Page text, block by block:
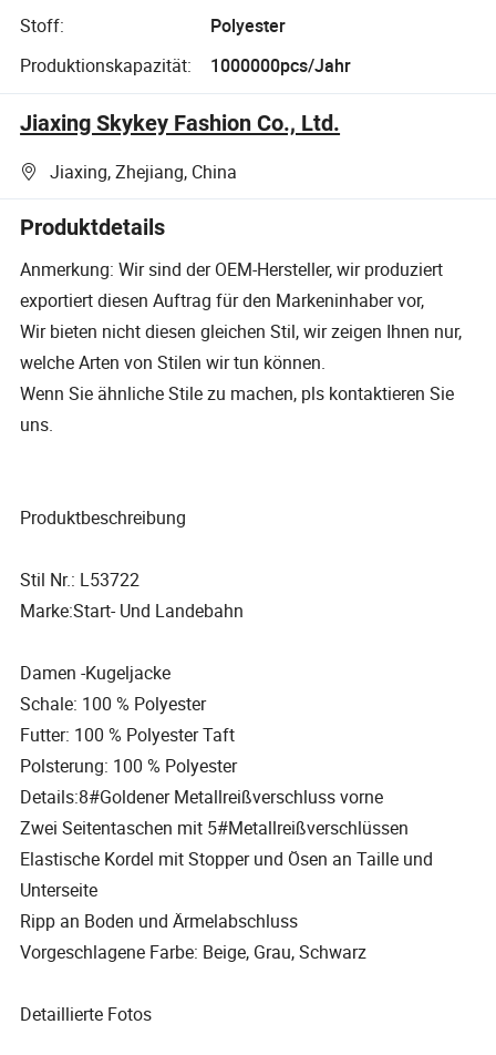
Stoff:
Polyester
Produktionskapazität:
1000000pcs/Jahr
Jiaxing Skykey Fashion Co., Ltd.
Jiaxing, Zhejiang, China
Produktdetails
Anmerkung: Wir sind der OEM-Hersteller, wir produziert
exportiert diesen Auftrag für den Markeninhaber vor,
Wir bieten nicht diesen gleichen Stil, wir zeigen Ihnen nur,
welche Arten von Stilen wir tun können.
Wenn Sie ähnliche Stile zu machen, pls kontaktieren Sie
uns.
Produktbeschreibung
Stil Nr.: L53722
Marke:Start- Und Landebahn
Damen -Kugeljacke
Schale: 100 % Polyester
Futter: 100 % Polyester Taft
Polsterung: 100 % Polyester
Details:8#Goldener Metallreißverschluss vorne
Zwei Seitentaschen mit 5#Metallreißverschlüssen
Elastische Kordel mit Stopper und Ösen an Taille und
Unterseite
Ripp an Boden und Ärmelabschluss
Vorgeschlagene Farbe: Beige, Grau, Schwarz
Detaillierte Fotos